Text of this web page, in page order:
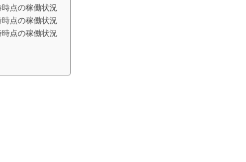
時点の稼働状況
時点の稼働状況
時点の稼働状況